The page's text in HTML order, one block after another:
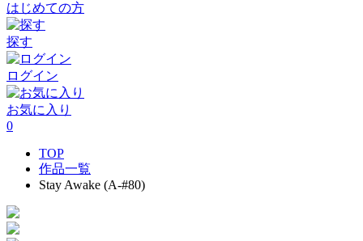
はじめての方
探す
ログイン
お気に入り
0
TOP
作品一覧
Stay Awake (A-#80)